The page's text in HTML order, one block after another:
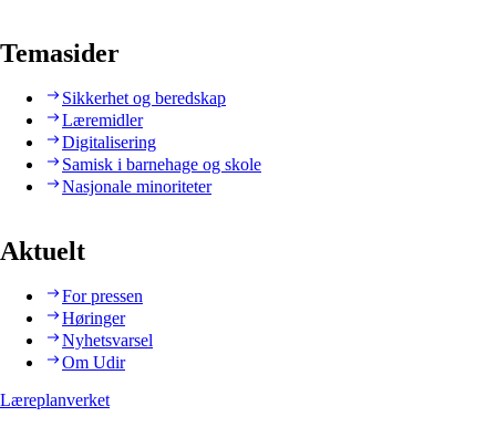
Temasider
Sikkerhet og beredskap
Læremidler
Digitalisering
Samisk i barnehage og skole
Nasjonale minoriteter
Aktuelt
For pressen
Høringer
Nyhetsvarsel
Om Udir
Læreplanverket